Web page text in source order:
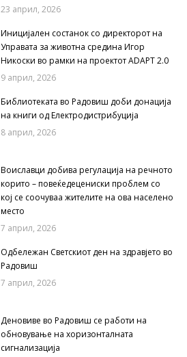
23 април, 2026
Иницијален состанок со директорот на
Управата за животна средина Игор
Никоски во рамки на проектот ADAPT 2.0
9 април, 2026
Библиотеката во Радовиш доби донација
на книги од Електродистрибуција
8 април, 2026
Воиславци добива регулација на речното
корито – повеќедецениски проблем со
кој се соочуваа жителите на ова населено
место
7 април, 2026
Одбележан Светскиот ден на здравјето во
Радовиш
7 април, 2026
Деновиве во Радовиш се работи на
обновување на хоризонталната
сигнализација